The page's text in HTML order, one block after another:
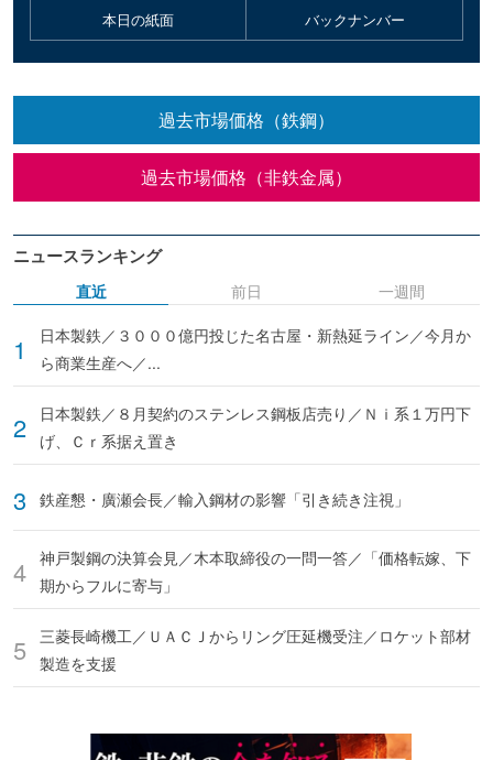
本日の紙面 バックナンバー
過去市場価格（鉄鋼）
過去市場価格（非鉄金属）
ニュースランキング
直近
日本製鉄／３０００億円投じた名古屋・新熱延ライン／今月か
ら商業生産へ／...
日本製鉄／８月契約のステンレス鋼板店売り／Ｎｉ系１万円下
げ、Ｃｒ系据え置き
鉄産懇・廣瀬会長／輸入鋼材の影響「引き続き注視」
神戸製鋼の決算会見／木本取締役の一問一答／「価格転嫁、下
期からフルに寄与」
三菱長崎機工／ＵＡＣＪからリング圧延機受注／ロケット部材
製造を支援
前日 一週間